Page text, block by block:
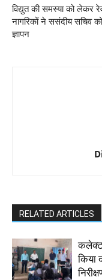
विद्युत की समस्या को लेकर
नागरिकों ने ससंदीय सचिव को
ज्ञापन
RELATED ARTICLES
किया